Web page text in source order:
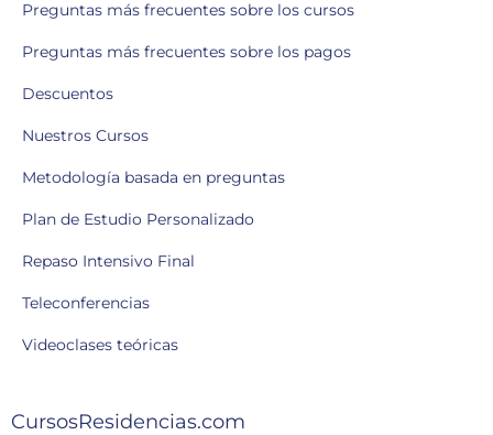
Preguntas más frecuentes sobre los cursos
Preguntas más frecuentes sobre los pagos
Descuentos
Nuestros Cursos
Metodología basada en preguntas
Plan de Estudio Personalizado
Repaso Intensivo Final
Teleconferencias
Videoclases teóricas
CursosResidencias.com